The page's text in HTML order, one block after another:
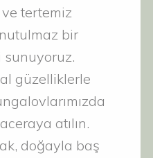
tertemiz
bir
güzelliklerle
atılın.
doğayla baş